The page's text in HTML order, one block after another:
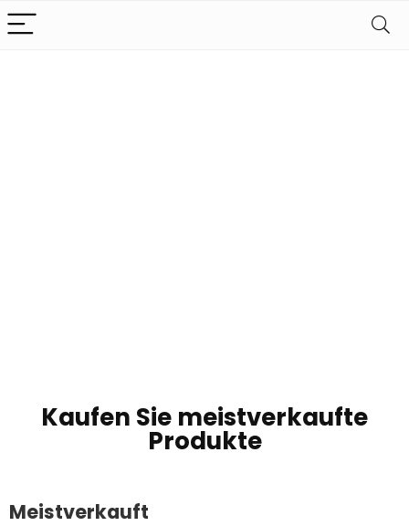
Kaufen Sie meistverkaufte
Produkte
Meistverkauft